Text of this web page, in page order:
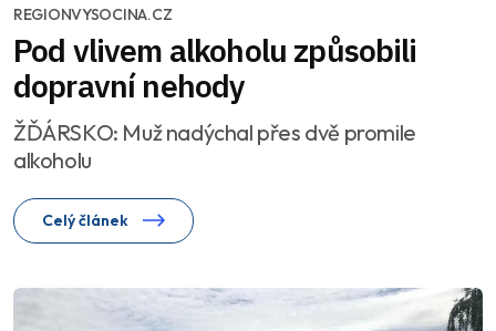
REGIONVYSOCINA.CZ
Pod vlivem alkoholu způsobili
dopravní nehody
ŽĎÁRSKO: Muž nadýchal přes dvě promile
alkoholu
Celý článek